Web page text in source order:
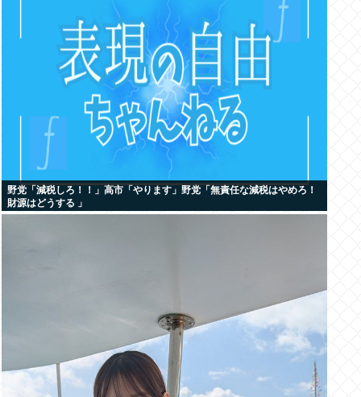
野党「減税しろ！！」高市「やります」野党「無責任な減税はやめろ！
財源はどうする 」